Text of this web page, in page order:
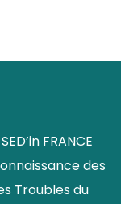
FRANCE
des
Troubles du